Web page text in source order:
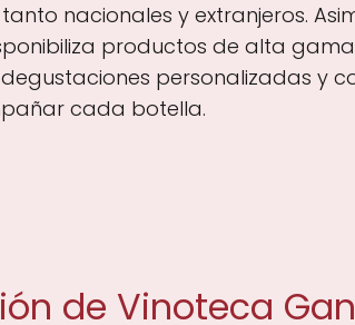
nacionales y extranjeros.
productos de alta gama
personalizadas y
cada botella.
de Vinoteca